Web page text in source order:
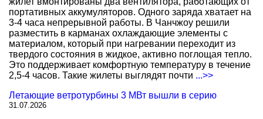
портативных аккумуляторов. Одного заряда хватает на
3-4 часа непрерывной работы. В Чанчжоу решили
разместить в карманах охлаждающие элементы с
материалом, который при нагревании переходит из
твердого состояния в жидкое, активно поглощая тепло.
Это поддерживает комфортную температуру в течение
2,5-4 часов. Такие жилеты выглядят почти ...>>
Летающие ветротурбины 3 МВт вышли в серию
31.07.2026